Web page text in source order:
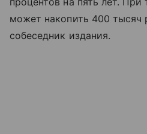
может накопить 400 тысяч
собеседник издания.